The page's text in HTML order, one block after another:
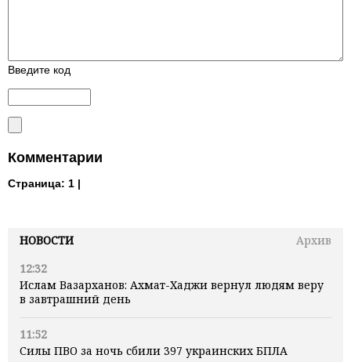
НОВОСТИ
Архив
12:32
Ислам Вазарханов: Ахмат-Хаджи вернул людям веру
в завтрашний день
11:52
Силы ПВО за ночь сбили 397 украинских БПЛА
Введите код
Комментарии
Страница: 1 |